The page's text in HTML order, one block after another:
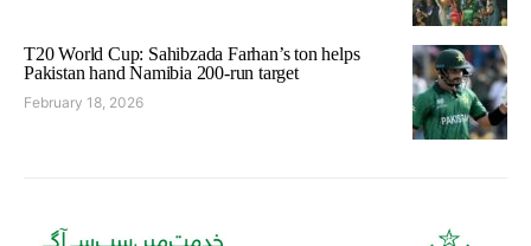
T20 World Cup: Sahibzada Farhan’s ton helps
Pakistan hand Namibia 200-run target
February 18, 2026